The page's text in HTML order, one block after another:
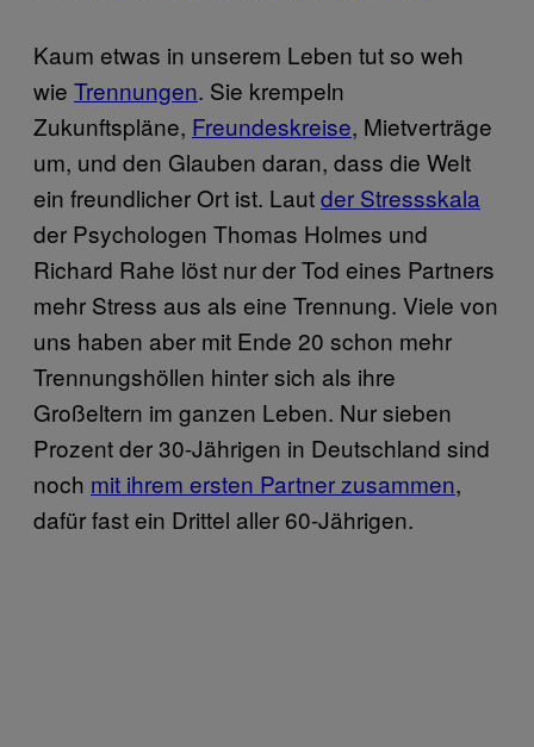
Kaum etwas in unserem Leben tut so weh
wie Trennungen. Sie krempeln
Zukunftspläne, Freundeskreise, Mietverträge
um, und den Glauben daran, dass die Welt
ein freundlicher Ort ist. Lautder Stressskala
der Psychologen Thomas Holmes und
Richard Rahe löst nur der Tod eines Partners
mehr Stress aus als eine Trennung. Viele von
uns haben aber mit Ende 20 schon mehr
Trennungshöllen hinter sich als ihre
Großeltern im ganzen Leben. Nur sieben
Prozent der 30-Jährigen in Deutschland sind
noch mit ihrem ersten Partner zusammen,
dafür fast ein Drittel aller 60-Jährigen.